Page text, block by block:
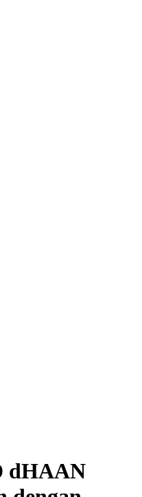
dHAAN